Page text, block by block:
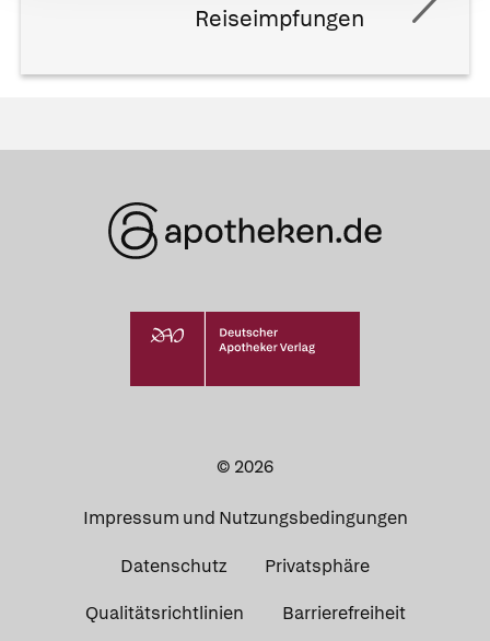
Reiseimpfungen
© 2026
Impressum und Nutzungsbedingungen
Datenschutz Privatsphäre
Qualitätsrichtlinien Barrierefreiheit